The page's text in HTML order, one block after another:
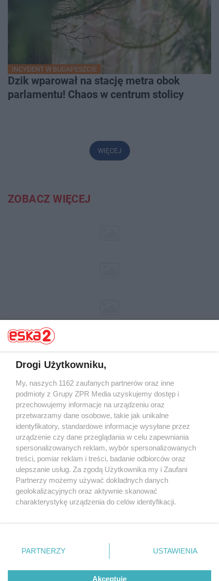
INCYDENT W BUDAPESZCIE
Dzik wparował na stację metra obok
parlamentu! Chaos w centrum stolicy
WIĘCEJ
ZOBACZ WIĘCEJ
Żaden utwór zamieszczony w serwisie nie może być powielany i
rozpowszechniany lub dalej rozpowszechniany w jakikolwiek sposób (w
tym także elektroniczny lub mechaniczny) na jakimkolwiek polu
eksploatacji w jakiejkolwiek formie, włącznie z umieszczaniem w
Internecie bez pisemnej zgody właściciela praw. Jakiekolwiek użycie lub
wykorzystanie utworów w całości lub w części z naruszeniem prawa,
tzn. bez właściwej zgody, jest zabronione pod groźbą kary i może być
ścigane prawnie.
Drogi Użytkowniku,
My, naszych 1162 zaufanych partnerów oraz inne
podmioty z Grupy ZPR Media uzyskujemy dostęp i
przechowujemy informacje na urządzeniu oraz
przetwarzamy dane osobowe, takie jak unikalne
identyfikatory, standardowe informacje wysyłane przez
urządzenie czy dane przeglądania w celu zapewniania
spersonalizowanych reklam, wybór spersonalizowanych
treści, pomiar reklam i treści, badanie odbiorców oraz
ulepszanie usług. Za zgodą Użytkownika my i Zaufani
Partnerzy możemy używać dokładnych danych
geolokalizacyjnych oraz aktywnie skanować
charakterystykę urządzenia do celów identyfikacji.
zmienić/wycofać klikając przycisk ustawień prywatności
znajdujący się w lewym dolnym rogu strony
rodzaje przetwarzania danych nie wymagają zgody
użytkownika, ale masz prawo sprzeciwić się takiemu
PARTNERZY USTAWIENIA
Akceptuję